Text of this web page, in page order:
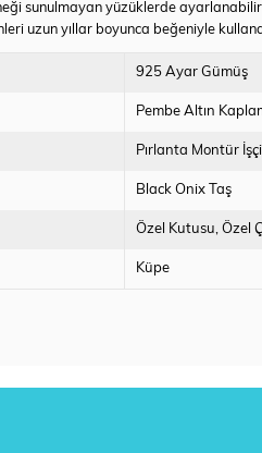
sunulmayan yüzüklerde
uzun yıllar boyunca beğeniyle
925 Ayar Gümüş
Pembe Altın
Pırlanta Montür
Black Onix Taş
Özel Kutusu Özel
Küpe